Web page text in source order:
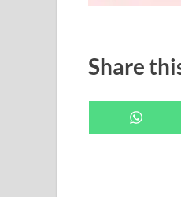
Share